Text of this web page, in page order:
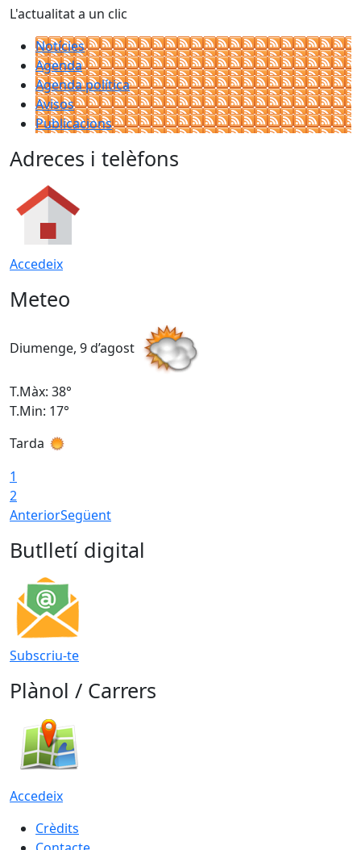
L'actualitat a un clic
Notícies
Agenda
Agenda política
Avisos
Publicacions
Adreces i telèfons
Accedeix
Meteo
Diumenge, 9 d’agost
T.Màx: 38°
T.Min: 17°
Tarda
1
2
AnteriorSegüent
Butlletí digital
Subscriu-te
Plànol / Carrers
Accedeix
Crèdits